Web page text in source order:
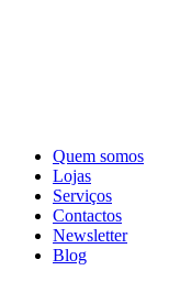
Quem somos
Lojas
Serviços
Contactos
Newsletter
Blog